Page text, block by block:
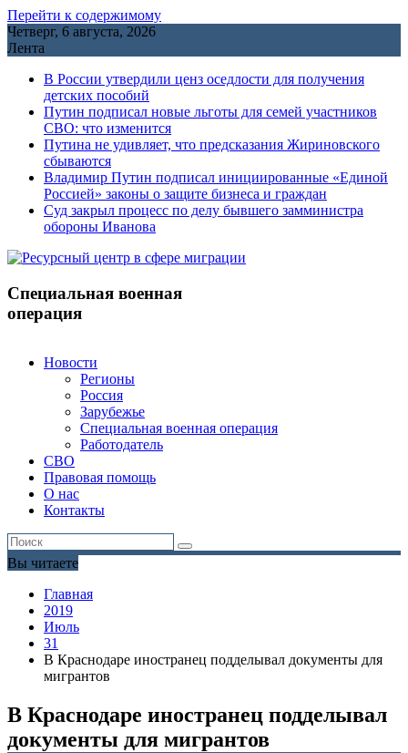
Перейти к содержимому
Четверг, 6 августа, 2026
Лента
В России утвердили ценз оседлости для получения
детских пособий
Путин подписал новые льготы для семей участников
СВО: что изменится
Путина не удивляет, что предсказания Жириновского
сбываются
Владимир Путин подписал инициированные «Единой
Россией» законы о защите бизнеса и граждан
Cуд закрыл процесс по делу бывшего замминистра
обороны Иванова
Специальная военная
операция
Новости
Регионы
Россия
Зарубежье
Специальная военная операция
Работодатель
СВО
Правовая помощь
О нас
Контакты
Вы читаете
Главная
2019
Июль
31
В Краснодаре иностранец подделывал документы для
мигрантов
В Краснодаре иностранец подделывал
документы для мигрантов